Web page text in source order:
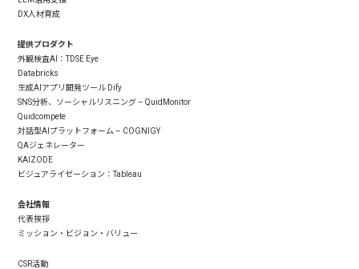
DX人材育成
提供プロダクト
外観検査AI：TDSE Eye
Databricks
生成AIアプリ開発ツール Dify
SNS分析、ソーシャルリスニング – QuidMonitor
Quidcompete
対話型AIプラットフォーム – COGNIGY
QAジェネレーター
KAIZODE
ビジュアライゼーション：Tableau
会社情報
代表挨拶
ミッション・ビジョン・バリュー
CSR活動